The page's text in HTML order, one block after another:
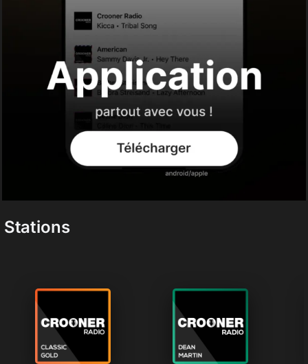
Stations